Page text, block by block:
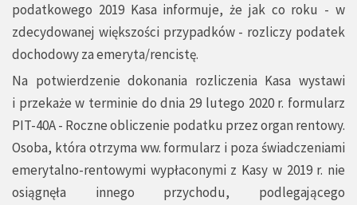
podatkowego 2019 Kasa informuje, że jak co roku - w
zdecydowanej większości przypadków - rozliczy podatek
dochodowy za emeryta/rencistę.
Na potwierdzenie dokonania rozliczenia Kasa wystawi
i przekaże w terminie do dnia 29 lutego 2020 r. formularz
PIT-40A - Roczne obliczenie podatku przez organ rentowy.
Osoba, która otrzyma ww. formularz i poza świadczeniami
emerytalno-rentowymi wypłaconymi z Kasy w 2019 r. nie
osiągnęła innego przychodu, podlegającego